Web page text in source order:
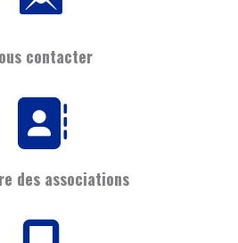
contacter
des associations